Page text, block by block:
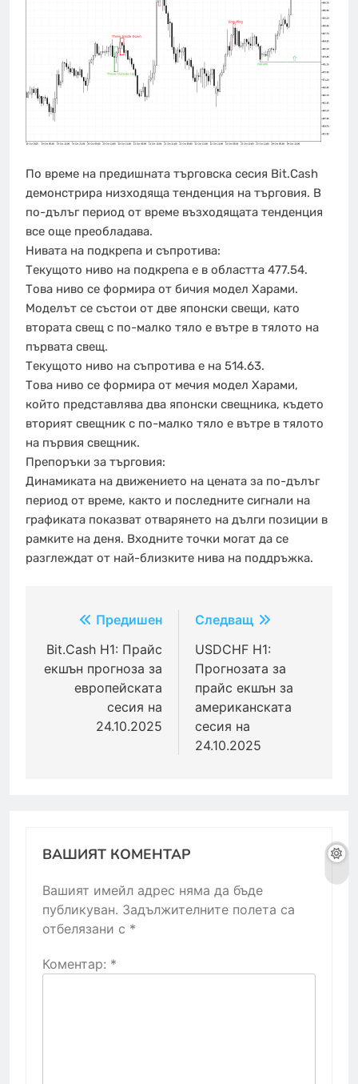
По време на предишната търговска сесия Bit.Cash
демонстрира низходяща тенденция на търговия. В
по-дълъг период от време възходящата тенденция
все още преобладава.
Нивата на подкрепа и съпротива:
Текущото ниво на подкрепа е в областта 477.54.
Това ниво се формира от бичия модел Харами.
Моделът се състои от две японски свещи, като
втората свещ с по-малко тяло е вътре в тялото на
първата свещ.
Текущото ниво на съпротива е на 514.63.
Това ниво се формира от мечия модел Харами,
който представлява два японски свещника, където
вторият свещник с по-малко тяло е вътре в тялото
на първия свещник.
Препоръки за търговия:
Динамиката на движението на цената за по-дълъг
период от време, както и последните сигнали на
графиката показват отварянето на дълги позиции в
рамките на деня. Входните точки могат да се
разглеждат от най-близките нива на поддръжка.
Навигация
Предишен
Bit.Cash H1: Прайс
екшън прогноза за
европейската
сесия на
24.10.2025
Следващ
USDCHF H1:
Прогнозата за
прайс екшън за
американската
сесия на
24.10.2025
ВАШИЯТ КОМЕНТАР
Вашият имейл адрес няма да бъде
публикуван. Задължителните полета са
отбелязани с *
Коментар: *